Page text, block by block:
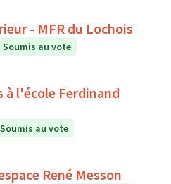
- MFR du Lochois
Soumis au vote
à l'école Ferdinand
Soumis au vote
René Messon